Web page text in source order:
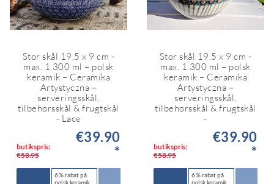
Stor skål 19,5 x 9 cm -
max. 1.300 ml – polsk
keramik – Ceramika
Artystyczna –
serveringsskål,
tilbehørsskål & frugtskål
- Lace
butikspris:
€58.95
€39.90
*
6 % rabat på
polsk keramik
Stor skål 19,5 x 9 cm -
max. 1.300 ml – polsk
keramik – Ceramika
Artystyczna –
serveringsskål,
tilbehørsskål & frugtskål
-
butikspris:
€58.95
€39.90
*
6 % rabat på
polsk keramik